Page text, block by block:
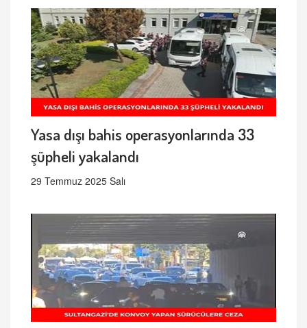
Yasa dışı bahis operasyonlarında 33
şüpheli yakalandı
29 Temmuz 2025 Salı